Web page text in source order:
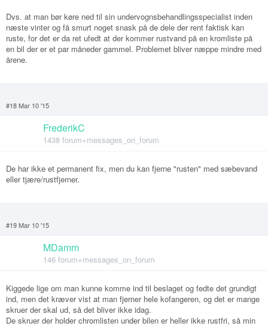
Dvs. at man bør køre ned til sin undervognsbehandlingsspecialist inden
næste vinter og få smurt noget snask på de dele der rent faktisk kan
ruste, for det er da ret ufedt at der kommer rustvand på en kromliste på
en bil der er et par måneder gammel. Problemet bliver næppe mindre med
årene.
#18 Mar 10 '15
FrederikC
1438 forum+messages_on_forum
De har ikke et permanent fix, men du kan fjerne "rusten" med sæbevand
eller tjære/rustfjerner.
#19 Mar 10 '15
MDamm
146 forum+messages_on_forum
Kiggede lige om man kunne komme ind til beslaget og fedte det grundigt
ind, men det kræver vist at man fjerner hele kofangeren, og det er mange
skruer der skal ud, så det bliver ikke idag.
De skruer der holder chromlisten under bilen er heller ikke rustfri, så min